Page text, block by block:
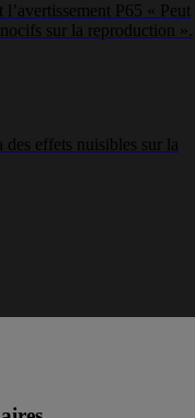
P65 « Peut
sur la reproduction ».
des effets nuisibles sur la